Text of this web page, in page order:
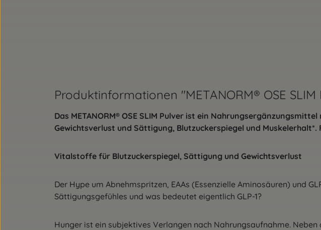
Produktinformationen "METANORM® OSE SLIM
Das METANORM® OSE SLIM Pulver ist ein
Gewichtsverlust und Sättigung, Blutzuckerspiegel und
Vitalstoffe für Blutzuckerspiegel, Sättigung und Gewichtsverlust
Der Hype um Abnehmspritzen, EAAs (Essenzielle Aminosäuren) und
Sättigungsgefühles und was bedeutet eigentlich GLP-1?
Hunger ist ein subjektives Verlangen nach Nahrungsaufnahme.